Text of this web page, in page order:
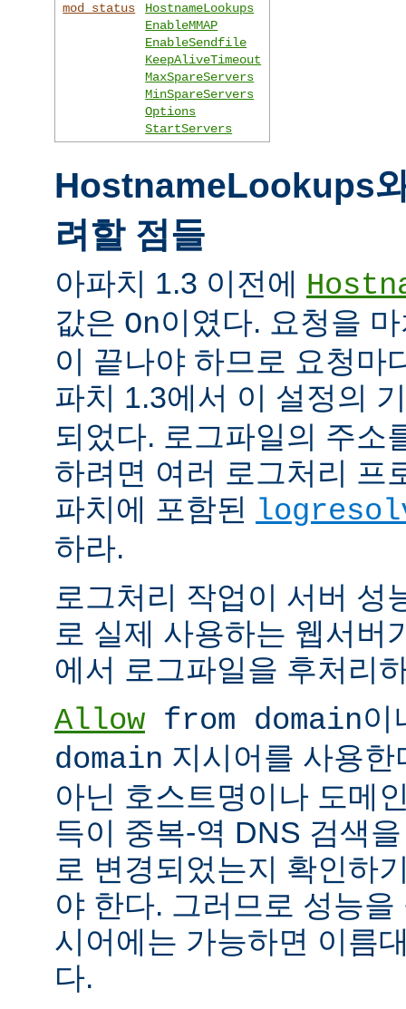
mod_status
HostnameLookups
EnableMMAP
EnableSendfile
KeepAliveTimeout
MaxSpareServers
MinSpareServers
Options
StartServers
HostnameLookups
려할 점들
아파치 1.3 이전에
값은 On이였다. 요청을
이 끝나야 하므로 요청마
파치 1.3에서 이 설정의
되었다. 로그파일의 주소
하려면 여러 로그처리 프
파치에 포함된
하라.
로그처리 작업이 서버 성
로 실제 사용하는 웹서버
에서 로그파일을 후처리
Allow from domain이
domain 지시어를 사용
아닌 호스트명이나 도메
득이 중복-역 DNS 검색
로 변경되었는지 확인하
야 한다. 그러므로 성능
시어에는 가능하면 이름
다.